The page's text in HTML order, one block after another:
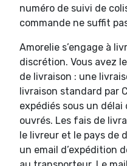
numéro de suivi de
commande ne suffit
Amorelie s’engage à
discrétion. Vous avez
de livraison : une
livraison standard par
expédiés sous un
ouvrés. Les fais de
le livreur et le pays de
un email d’expédition